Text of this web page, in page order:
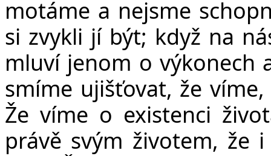
motáme a nejsme
si zvykli jí být; když na
mluví jenom o výkonech
smíme ujišťovat, že
Že víme o existenci
právě svým životem, že